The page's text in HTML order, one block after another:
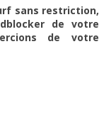
sans restriction,
de votre
de votre